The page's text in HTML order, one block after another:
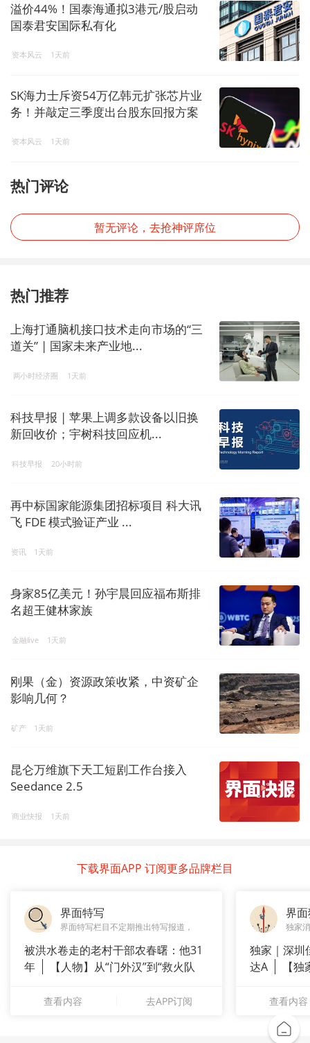
溢价44%！国泰海通拟3港元/股启动
国泰君安国际私有化
资本风云 1天前
SK海力士斥资54万亿韩元扩张芯片业
务！并敲定三季度出台股东回报方案
资本风云 1天前
热门评论
暂无评论，去抢神评席位
热门推荐
上海打通脑机接口技术走向市场的“三
道关” | 国家未来产业地...
两小时经济圈 1天前
科技早报 | 苹果上调多款设备以旧换
新回收价；宇树科技回应机...
科技早报 20小时前
再中标国家能源集团招标项目 科大讯
飞 FDE 模式验证产业 ...
资讯 1天前
身家85亿美元！孙宇晨回应福布斯排
名超王健林家族
金融live 1天前
刚果（金）资源政策收紧，中资矿企
影响几何？
矿产 1天前
昆仑万维旗下天工短剧工作台接入
Seedance 2.5
商业快报 1天前
下载界面APP 订阅更多品牌栏目
界面特写
界面特写栏目不定期推出特写报道，
被洪水卷走的老村干部农春曙：他31
年
【人物】从“门外汉”到“救火队
查看内容 去APP订阅
界
独家
独家｜深圳
达A
【
查看内容